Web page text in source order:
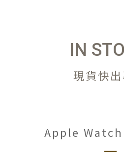
IN
現貨快
Apple Watch